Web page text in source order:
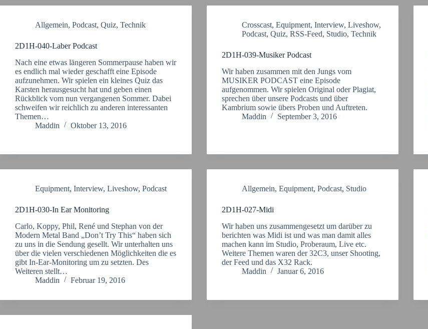
Allgemein, Podcast, Quiz, Technik
2D1H-040-Laber Podcast
Nach eine etwas längeren Sommerpause haben wir
es endlich mal wieder geschafft eine Episode
aufzunehmen. Wir spielen ein kleines Quiz das
Karsten herausgesucht hat und geben einen
Rückblick vom nun vergangenen Sommer. Dabei
schweifen wir reichlich zu anderen interessanten
Themen…
Maddin
Oktober 13, 2016
Crosscast,Equipment,Interview,Liveshow,
Podcast,Quiz,RSS-Feed, Studio,Technik
2D1H-039-Musiker Podcast
Wir haben zusammen mit den Jungs vom
MUSIKER PODCAST eine Episode
aufgenommen. Wir spielen Original oder Plagiat,
sprechen über unsere Podcasts und über
Kambrium sowie übers Proben und Auftreten.
Maddin
September 3, 2016
Equipment, Interview, Liveshow, Podcast
2D1H-030-In Ear Monitoring
Carlo, Koppy, Phil, René und Stephan von der
Modern Metal Band „Don’t Try This“ haben sich
zu uns in die Sendung gesellt. Wir unterhalten uns
über die vielen verschiedenen Möglichkeiten die es
gibt In-Ear-Monitoring um zu setzten. Des
Weiteren stellt…
Maddin
Februar 19, 2016
Allgemein,Equipment,Podcast, Studio
2D1H-027-Midi
Wir haben uns zusammengesetzt um darüber zu
berichten was Midi ist und was man damit alles
machen kann im Studio, Proberaum, Live etc.
Weitere Themen waren der 32C3, unser Shooting,
der Feed und das X32 Rack.
Maddin
Januar 6, 2016